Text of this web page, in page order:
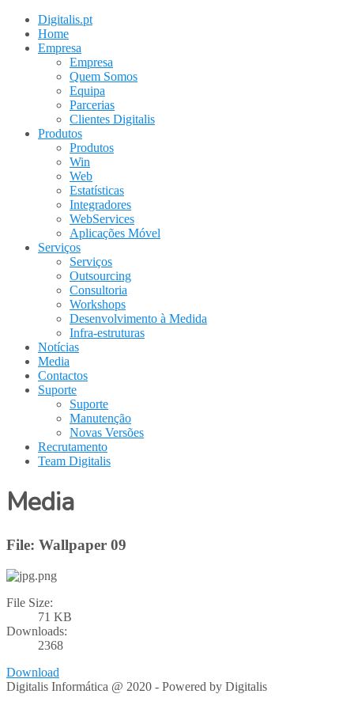
Digitalis.pt
Home
Empresa
Empresa
Quem Somos
Equipa
Parcerias
Clientes Digitalis
Produtos
Produtos
Win
Web
Estatísticas
Integradores
WebServices
Aplicações Móvel
Serviços
Serviços
Outsourcing
Consultoria
Workshops
Desenvolvimento à Medida
Infra-estruturas
Notícias
Media
Contactos
Suporte
Suporte
Manutenção
Novas Versões
Recrutamento
Team Digitalis
Media
File: Wallpaper 09
File Size:
71 KB
Downloads:
2368
Download
Digitalis Informática @ 2020 - Powered by Digitalis